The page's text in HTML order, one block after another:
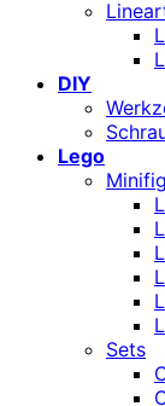
DIY
Lego
Sets